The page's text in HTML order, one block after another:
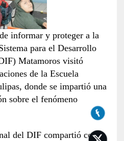
informar y proteger a la
para el Desarrollo
Matamoros visitó
de la Escuela
donde se impartió una
sobre el fenómeno
del DIF compartió con